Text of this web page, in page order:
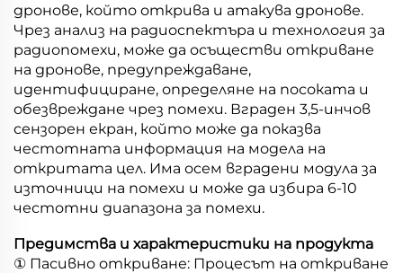
дронове, който открива и атакува дронове.
Чрез анализ на радиоспектъра и технология за
радиопомехи, може да осъществи откриване
на дронове, предупреждаване,
идентифициране, определяне на посоката и
обезвреждане чрез помехи. Вграден 3,5-инчов
сензорен екран, който може да показва
честотната информация на модела на
откритата цел. Има осем вградени модула за
източници на помехи и може да избира 6-10
честотни диапазона за помехи.
Предимства и характеристики на продукта
① Пасивно откриване: Процесът на откриване